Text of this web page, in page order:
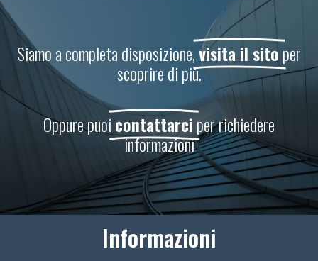
Siamo a completa disposizione,visita il sitoper
scoprire di più.
Oppure puoicontattarciper richiedere
informazioni
Informazioni